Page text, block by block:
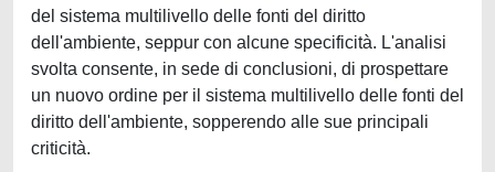
del sistema multilivello delle fonti del diritto
dell'ambiente, seppur con alcune specificità. L'analisi
svolta consente, in sede di conclusioni, di prospettare
un nuovo ordine per il sistema multilivello delle fonti del
diritto dell'ambiente, sopperendo alle sue principali
criticità.